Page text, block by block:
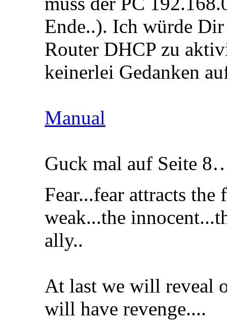
Ende..). Ich würde
Router DHCP zu
keinerlei Gedanken
Manual
Guck mal auf Seite
Fear...fear attracts
weak...the
ally..
At last we will reveal
will have revenge....